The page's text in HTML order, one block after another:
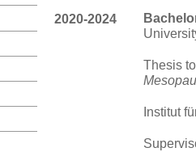
2020-2024
Thesis
Institut